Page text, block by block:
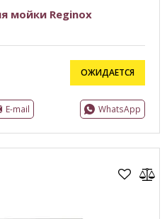
мойки Reginox
ОЖИДАЕТСЯ
E-mail WhatsApp